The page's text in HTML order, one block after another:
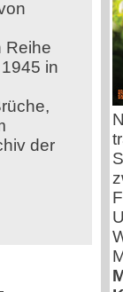
Reihe
in
der